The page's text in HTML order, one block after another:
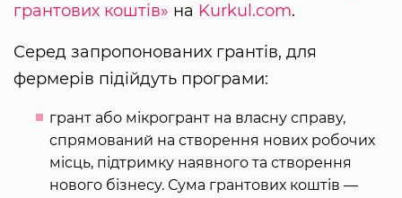
грантових коштів» на Kurkul.com.
Серед запропонованих грантів, для
фермерів підійдуть програми:
грант або мікрогрант на власну справу,
спрямований на створення нових робочих
місць, підтримку наявного та створення
нового бізнесу. Сума грантових коштів —